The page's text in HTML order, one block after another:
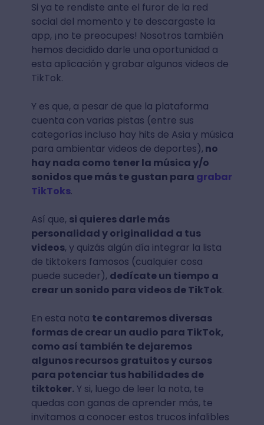
Si ya te rendiste ante el furor de la red
social del momento y te descargaste la
app, ¡no te preocupes! Nosotros también
hemos decidido darle una oportunidad a
esta aplicación y grabar algunos videos de
TikTok.
Y es que, a pesar de que la plataforma
cuenta con varias pistas (entre sus
categorías incluso hay hits de Asia y música
para ambientar videos de deportes), no
hay nada como tener la música y/o
sonidos que más te gustan para grabar
TikToks.
Así que, si quieres darle más
personalidad y originalidad a tus
videos, y quizás algún día integrar la lista
de tiktokers famosos (cualquier cosa
puede suceder), dedícate un tiempo a
crear un sonido para videos de TikTok.
En esta nota te contaremos diversas
formas de crear un audio para TikTok,
como así también te dejaremos
algunos recursos gratuitos y cursos
para potenciar tus habilidades de
tiktoker.Y si, luego de leer la nota, te
quedas con ganas de aprender más, te
invitamos a conocer estos trucos infalibles